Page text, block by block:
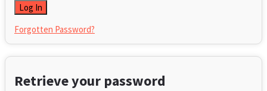
Forgotten Password?
Retrieve your password